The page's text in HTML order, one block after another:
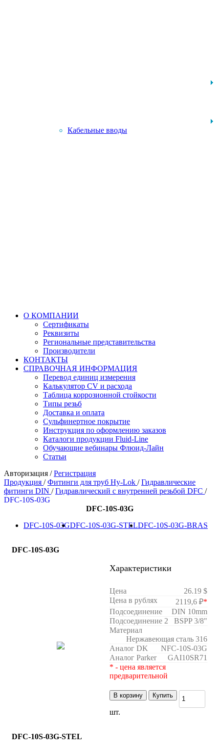
Кабельные вводы
О КОМПАНИИ
Сертификаты
Реквизиты
Региональные представительства
Производители
КОНТАКТЫ
СПРАВОЧНАЯ ИНФОРМАЦИЯ
Перевод единиц измерения
Калькулятор CV и расхода
Таблица коррозионной стойкости
Типы резьб
Доставка и оплата
Сульфинертное покрытие
Инструкция по оформлению заказов
Каталоги продукции Fluid-Line
Обучающие вебинары Флюид-Лайн
Статьи
Авторизация /Регистрация
Продукция /Фитинги для труб Hy-Lok /Гидравлические
фитинги DIN /Гидравлический с внутренней резьбой DFC /
DFC-10S-03G
DFC-10S-03G
DFC-10S-03GDFC-10S-03G-STELDFC-10S-03G-BRAS
DFC-10S-03G
Характеристики
Цена
26.19 $
Цена в рублях
2119,6 ₽*
Подсоединение
DIN 10mm
Подсоединение 2
BSPP 3/8"
Материал
Нержавеющая сталь 316
Аналог DK
NFC-10S-03G
Аналог Parker
GAI10SR71
* - цена является
предварительной
В корзину Купить
шт.
DFC-10S-03G-STEL